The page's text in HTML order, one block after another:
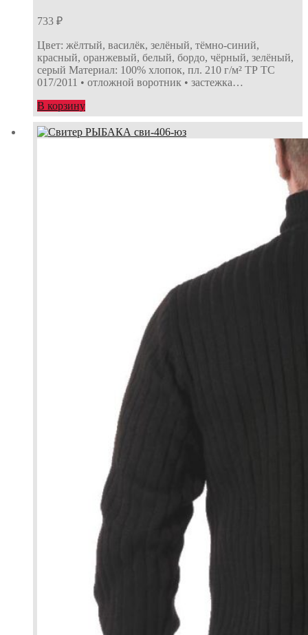
733 ₽
Цвет: жёлтый, василёк, зелёный, тёмно-синий,
красный, оранжевый, белый, бордо, чёрный, зелёный,
серый Материал: 100% хлопок, пл. 210 г/м² ТР ТС
017/2011 • отложной воротник • застежка…
В корзину